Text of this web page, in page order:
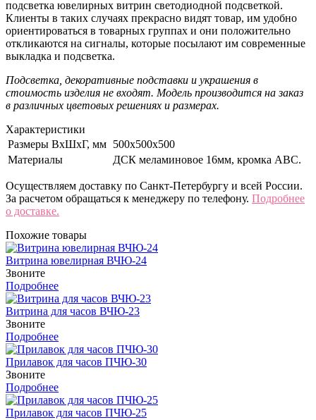
подсветка ювелирных витрин светодиодной подсветкой.
Клиенты в таких случаях прекрасно видят товар, им удобно
ориентироваться в товарных группах и они положительно
откликаются на сигналы, которые посылают им современные
выкладка и подсветка.
Подсветка, декоративные подставки и украшения в
стоимость изделия не входят. Модель производится на заказ
в различных цветовых решениях и размерах.
Характеристики
Размеры ВхШхГ, мм 500х500х500
Материалы
ДСК меламиновое 16мм, кромка АВС.
Осуществляем доставку по Санкт-Петербургу и всей России.
За расчетом обращаться к менеджеру по телефону. Подробнее
о доставке.
Похожие товары
Витрина ювелирная ВЧЮ-24
Звоните
Подробнее
Витрина для часов ВЧЮ-23
Звоните
Подробнее
Прилавок для часов ПЧЮ-30
Звоните
Подробнее
Прилавок для часов ПЧЮ-25